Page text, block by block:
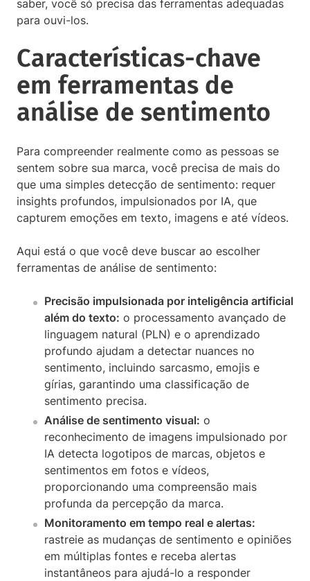
saber, você só precisa das ferramentas adequadas
para ouvi-los.
Características-chave
em ferramentas de
análise de sentimento
Para compreender realmente como as pessoas se
sentem sobre sua marca, você precisa de mais do
que uma simples detecção de sentimento: requer
insights profundos, impulsionados por IA, que
capturem emoções em texto, imagens e até vídeos.
Aqui está o que você deve buscar ao escolher
ferramentas de análise de sentimento:
Precisão impulsionada por inteligência artificial
além do texto: o processamento avançado de
linguagem natural (PLN) e o aprendizado
profundo ajudam a detectar nuances no
sentimento, incluindo sarcasmo, emojis e
gírias, garantindo uma classificação de
sentimento precisa.
Análise de sentimento visual: o
reconhecimento de imagens impulsionado por
IA detecta logotipos de marcas, objetos e
sentimentos em fotos e vídeos,
proporcionando uma compreensão mais
profunda da percepção da marca.
Monitoramento em tempo real e alertas:
rastreie as mudanças de sentimento e opiniões
em múltiplas fontes e receba alertas
instantâneos para ajudá-lo a responder